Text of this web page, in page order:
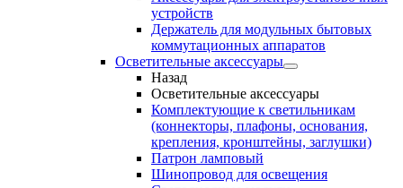
устройств
Держатель для модульных бытовых
коммутационных аппаратов
Осветительные аксессуары
Назад
Осветительные аксессуары
Комплектующие к светильникам
(коннекторы, плафоны, основания,
крепления, кронштейны, заглушки)
Патрон ламповый
Шинопровод для освещения